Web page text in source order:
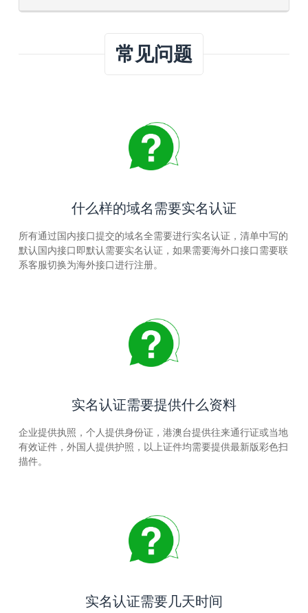
常见问题
什么样的域名需要实名认证
所有通过国内接口提交的域名全需要进行实名认证，清单中写的
默认国内接口即默认需要实名认证，如果需要海外口接口需要联
系客服切换为海外接口进行注册。
实名认证需要提供什么资料
企业提供执照，个人提供身份证，港澳台提供往来通行证或当地
有效证件，外国人提供护照，以上证件均需要提供最新版彩色扫
描件。
实名认证需要几天时间